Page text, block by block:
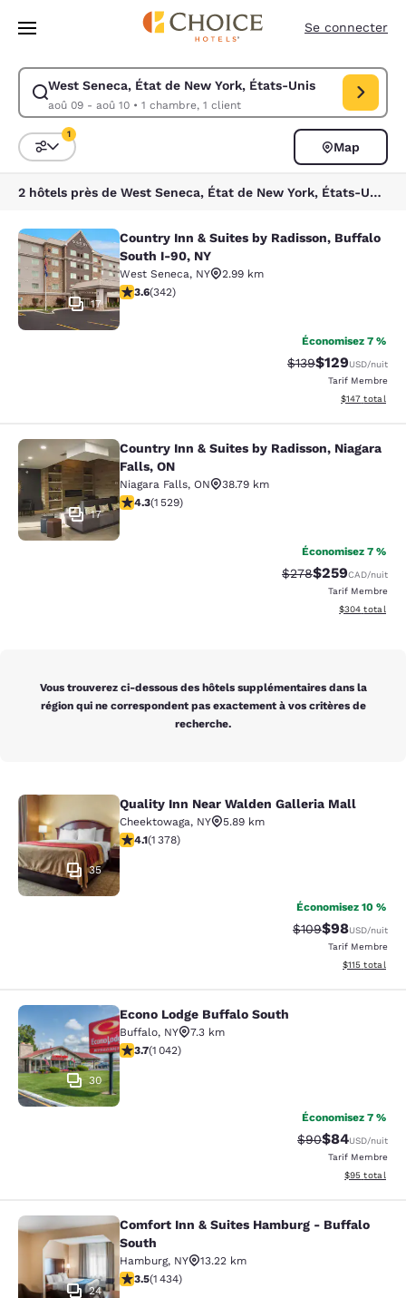
Sauter à Contenu Principal
Se connecter
West Seneca, État de New York, États-Unis
aoû 09 - aoû 10• 1 chambre, 1 client
Modifier la recherche pour West Seneca, État de New York, États-
Triez et filtrez
1
Map
2 hôtels près de West Seneca, État de New York, États-Unis correspondent à vos filtres
Country Inn & Suites by Radisson,
17
Country Inn & Suites by Radisson, Buffalo
South I-90, NY
West Seneca, NY
2.99 km
3.64 étoiles. Bien. 342 commentaires
3.6(342)
Économisez 7 %
Tarif barré :
$139Tarif réduit :
$129USD/nuit
Tarif Membre
Afficher les
$147 total
Country Inn & Suites by Radisson,
17
Country Inn & Suites by Radisson, Niagara
Falls, ON
Niagara Falls, ON
38.79 km
4.32 étoiles. Excellent. 1529 commentaires
4.3(1 529)
Économisez 7 %
Tarif barré :
$278Tarif réduit :
$259CAD/nuit
Tarif Membre
Afficher les
$304 total
Vous trouverez ci-dessous des hôtels supplémentaires dans la
région qui ne correspondent pas exactement à vos critères de
recherche.
Quality Inn Near Walden Galleria
35
Quality Inn Near Walden Galleria Mall
Cheektowaga, NY
5.89 km
4.12 étoiles. Très Bien. 1378 commentaires
4.1(1 378)
Économisez 10 %
Tarif barré :
$109Tarif réduit :
$98USD/nuit
Tarif Membre
Afficher les
$115 total
Econo Lodge Buffalo South
30
Econo Lodge Buffalo South
Buffalo, NY
7.3 km
3.66 étoiles. Bien. 1042 commentaires
3.7(1 042)
Économisez 7 %
Tarif barré :
$90Tarif réduit :
$84USD/nuit
Tarif Membre
Afficher les
$95 total
Comfort Inn & Suites Hamburg -
24
Comfort Inn & Suites Hamburg - Buffalo
South
Hamburg, NY
13.22 km
3.45 étoiles. Bien. 1434 commentaires
3.5(1 434)